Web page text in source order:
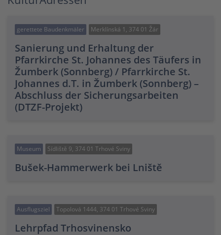
gerettete Baudenkmäler Merklínská 1, 374 01 Žár
Sanierung und Erhaltung der
Pfarrkirche St. Johannes des Täufers in
Žumberk (Sonnberg) / Pfarrkirche St.
Johannes d.T. in Žumberk (Sonnberg) –
Abschluss der Sicherungsarbeiten
(DTZF-Projekt)
Museum Sídliště 9, 374 01 Trhové Sviny
Bušek-Hammerwerk bei Lniště
Ausflugsziel Topolová 1444, 374 01 Trhové Sviny
Lehrpfad Trhosvinensko